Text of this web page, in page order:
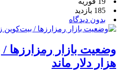
185 بازدید
بدون دیدگاه
هزار دلار ماند